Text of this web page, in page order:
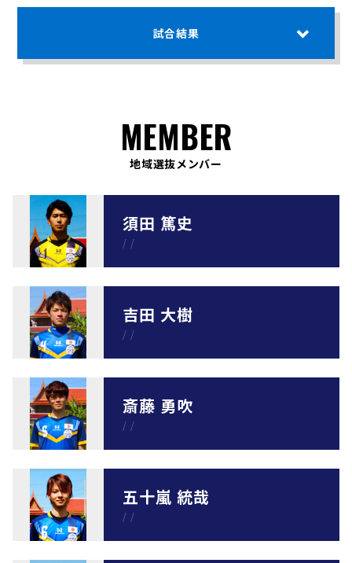
試合結果
MEMBER
地域選抜メンバー
須田 篤史
/ /
吉田 大樹
/ /
斎藤 勇吹
/ /
五十嵐 統哉
/ /